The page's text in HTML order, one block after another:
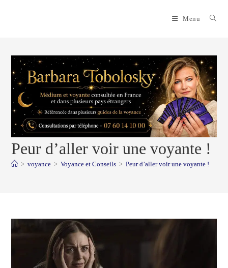
Menu
Peur d’aller voir une voyante !
> voyance > Voyance et Conseils > Peur d’aller voir une voyante !